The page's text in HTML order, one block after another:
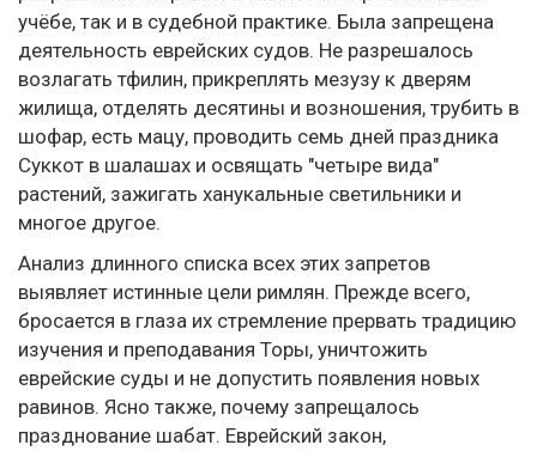
учёбе, так и в судебной практике. Была запрещена
деятельность еврейских судов. Не разрешалось
возлагать тфилин, прикреплять мезузу к дверям
жилища, отделять десятины и возношения, трубить в
шофар, есть мацу, проводить семь дней праздника
Суккот в шалашах и освящать "четыре вида"
растений, зажигать ханукальные светильники и
многое другое.
Анализ длинного списка всех этих запретов
выявляет истинные цели римлян. Прежде всего,
бросается в глаза их стремление прервать традицию
изучения и преподавания Торы, уничтожить
еврейские суды и не допустить появления новых
равинов. Ясно также, почему запрещалось
празднование шабат. Еврейский закон,